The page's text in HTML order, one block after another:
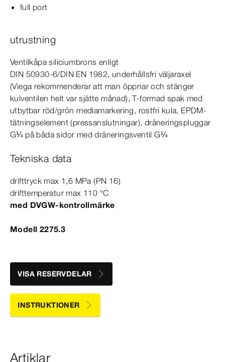
full port
utrustning
Ventilkåpa siliciumbrons enligt
DIN 50930‑6/DIN EN 1982, underhållsfri väljaraxel
(Viega rekommenderar att man öppnar och stänger
kulventilen helt var sjätte månad), T-​formad spak med
utbytbar röd/grön mediamarkering, rostfri kula, EPDM-​
tätningselement (pressanslutningar), dräneringspluggar
G¼ på båda sidor med dräneringsventil G¼
Tekniska data
drifttryck max 1,6 MPa (PN 16)
drifttemperatur max 110 °C
med DVGW-​kontrollmärke
Modell 2275.3
VISA RESERVDELAR
INSTRUKTIONER
Artiklar